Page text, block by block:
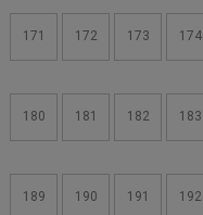
171 172 173 174
180 181 182 183
189 190 191 192